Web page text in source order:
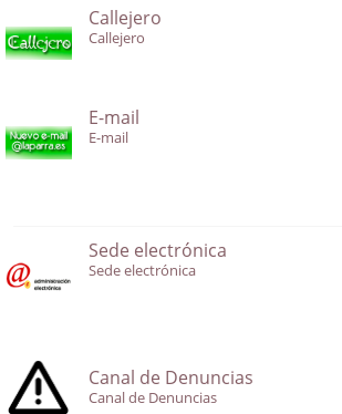
Callejero
Callejero
E-mail
E-mail
Sede electrónica
Sede electrónica
Canal de Denuncias
Canal de Denuncias